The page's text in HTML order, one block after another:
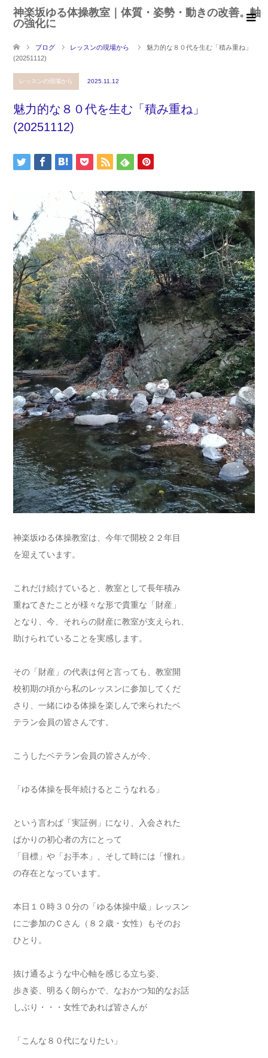
神楽坂ゆる体操教室｜体質・姿勢・動きの改善。軸
の強化に
ブログ レッスンの現場から
魅力的な８０代を生む「積み重ね」
(20251112)
レッスンの現場から 2025.11.12
魅力的な８０代を生む「積み重ね」
(20251112)
神楽坂ゆる体操教室は、今年で開校２２年目
を迎えています。
これだけ続けていると、教室として長年積み
重ねてきたことが様々な形で貴重な「財産」
となり、今、それらの財産に教室が支えられ、
助けられていることを実感します。
その「財産」の代表は何と言っても、教室開
校初期の頃から私のレッスンに参加してくだ
さり、一緒にゆる体操を楽しんで来られたベ
テラン会員の皆さんです。
こうしたベテラン会員の皆さんが今、
「ゆる体操を長年続けるとこうなれる」
という言わば「実証例」になり、入会された
ばかりの初心者の方にとって
「目標」や「お手本」、そして時には「憧れ」
の存在となっています。
本日１０時３０分の「ゆる体操中級」レッスン
にご参加のＣさん（８２歳・女性）もそのお
ひとり。
抜け通るような中心軸を感じる立ち姿、
歩き姿、明るく朗らかで、なおかつ知的なお話
しぶり・・・女性であれば皆さんが
「こんな８０代になりたい」